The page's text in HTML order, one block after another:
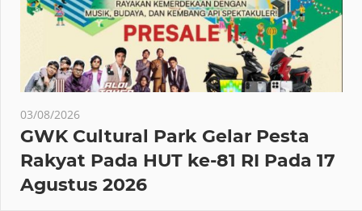
03/08/2026
GWK Cultural Park Gelar Pesta
Rakyat Pada HUT ke-81 RI Pada 17
Agustus 2026